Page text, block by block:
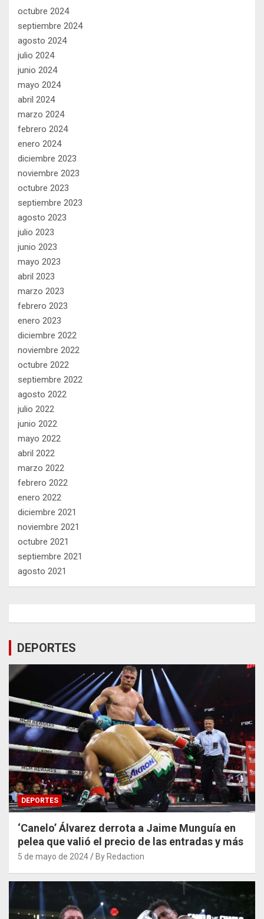
octubre 2024
septiembre 2024
agosto 2024
julio 2024
junio 2024
mayo 2024
abril 2024
marzo 2024
febrero 2024
enero 2024
diciembre 2023
noviembre 2023
octubre 2023
septiembre 2023
agosto 2023
julio 2023
junio 2023
mayo 2023
abril 2023
marzo 2023
febrero 2023
enero 2023
diciembre 2022
noviembre 2022
octubre 2022
septiembre 2022
agosto 2022
julio 2022
junio 2022
mayo 2022
abril 2022
marzo 2022
febrero 2022
enero 2022
diciembre 2021
noviembre 2021
octubre 2021
septiembre 2021
agosto 2021
DEPORTES
DEPORTES
‘Canelo’ Álvarez derrota a Jaime Munguía en
pelea que valió el precio de las entradas y más
5 de mayo de 2024 By Redaction